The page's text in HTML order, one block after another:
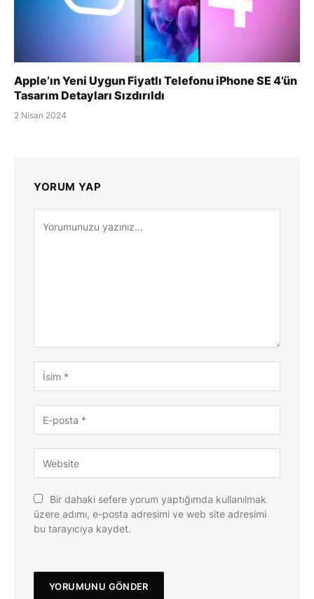
Apple’ın Yeni Uygun Fiyatlı Telefonu iPhone SE 4’ün
Tasarım Detayları Sızdırıldı
2 Nisan 2024
YORUM YAP
Bir dahaki sefere yorum yaptığımda kullanılmak
üzere adımı, e-posta adresimi ve web site adresimi
bu tarayıcıya kaydet.